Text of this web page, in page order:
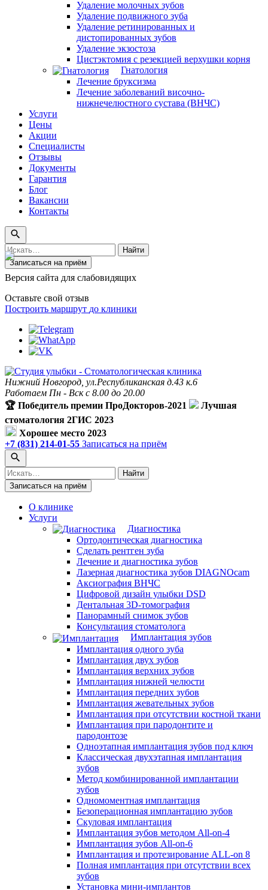
Удаление молочных зубов
Удаление подвижного зуба
Удаление ретинированных и
дистопированных зубов
Удаление экзостоза
Цистэктомия с резекцией верхушки корня
Гнатология
Лечение бруксизма
Лечение заболеваний височно-
нижнечелюстного сустава (ВНЧС)
Услуги
Цены
Акции
Специалисты
Отзывы
Документы
Гарантия
Блог
Вакансии
Контакты
Поиск
по
сайту
Найти
Записаться на приём
Версия сайта для слабовидящих
Оставьте свой отзыв
Построить маршрут до клиники
Нижний Новгород, ул.Республиканская д.43 к.6
Работаем Пн - Вск с 8.00 до 20.00
🏆 Победитель премии ПроДокторов-2021
Лучшая
стоматология 2ГИС 2023
Хорошее место 2023
+7 (831) 214-01-55 Записаться на приём
Поиск
по
сайту
Найти
Записаться на приём
О клинике
Услуги
Диагностика
Ортодонтическая диагностика
Сделать рентген зуба
Лечение и диагностика зубов
Лазерная диагностика зубов DIAGNOcam
Аксиография ВНЧС
Цифровой дизайн улыбки DSD
Дентальная 3D-томография
Панорамный снимок зубов
Консультация стоматолога
Имплантация зубов
Имплантация одного зуба
Имплантация двух зубов
Имплантация верхних зубов
Имплантация нижней челюсти
Имплантация передних зубов
Имплантация жевательных зубов
Имплантация при отсутствии костной ткани
Имплантация при пародонтите и
пародонтозе
Одноэтапная имплантация зубов под ключ
Классическая двухэтапная имплантация
зубов
Метод комбинированной имплантации
зубов
Одномоментная имплантация
Безоперационная имплантацию зубов
Скуловая имплантация
Имплантация зубов методом All-on-4
Имплантация зубов All-on-6
Имплантация и протезирование ALL-on 8
Полная имплантация при отсутствии всех
зубов
Установка мини-имплантов